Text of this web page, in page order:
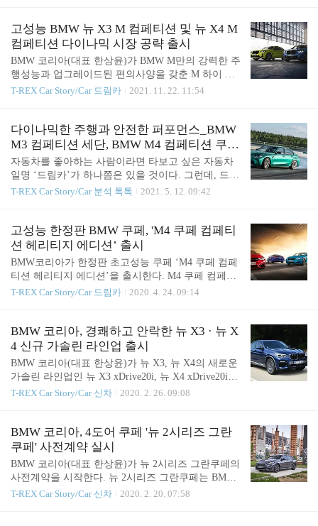
로 G90이 이 시장에서 2023년 8.6% 점유율을 기록하
게 될 것이라고 강조했다. ..
잘 된 한 해였다. 특히, 코로나19는 차량을 공유하거
나, 대중교통을 하는 것에 부담이 크게 늘어나면서
개인 자동차를 소유하고 운행하는데 큰 의미를 가지
게 되었다. 이런 트렌드는 소유하는 자동차를 중요하
게 여기게 되고, 코로나19로 눌렸던 소비가 '보복소
비'라는 이름으로 조금 더 좋은 모델을 구매하는 계
승에도 일부 영향을 주고, 수입차의 판매가 늘어나며
메르세데스-벤츠와 BMW, 아우디, 볼보의 높은 성장
세..
고성능 BMW 뉴 X3 M 컴페티션 및 뉴 X4 M
컴페티션 다이나믹 시장 공략 출시
BMW 코리아(대표 한상윤)가 BMW M만의 강력한 주
행성능과 업그레이드된 편의사양을 갖춘 M 하이 퍼
포먼스 모델 뉴 X3 M 컴페티션 및 뉴 X4 M 컴페티션
M 트랙데이에서 선보인 뉴 X3 M 컴페티션과 뉴 X4
M 컴페티션은 BMW 코리아가 이달 초 한국에 선보
인 중형 스포츠 액티비티 비히클(SAV) 뉴 X3과 중형
스포츠 액티비티 쿠페(SAC) 뉴 X4의 초고성능 모델
이다. 두 모델에는 최고출력 510마력, 최대토크 66.3k
g·m를 발휘하는 M 트윈파워 터보 직렬 6기통 가솔린
아진 최대토크가 BMW M 엔진 특유의 고회전 특성
과 어우러져 ..
T-REX Car Story/Car 드림카 2021. 11. 22. 11:54
다이나믹한 주행과 안전한 퍼포먼스_BMW
M3 컴페티션 세단, BMW M4 컴페티션 쿠페
의 매력은?
자동차를 좋아하는 사람이라면 타보고 싶은 자동차
일명 ‘드림카’가 하나쯤은 있을 것이다. 그런데, 드림
카라고 하면 잘 달리는 매끈한 스타일의 자동차를 말
카 등을 타보거나 직접 보길 원하는 드림카로 꼽는
경우가 많다. 자동차 브랜드에서는 이런 소비자의 마
음을 알고 ‘드림카’에 가까운 자동차를 선보이기 위
해 쿠페형 디자인의 매끈한 자동차와 파워트레인을
강화한 퍼포먼스 모델을 내놓고 있다. 이런 트렌드는
쿠페스타일, 패스트백 등의 디자인이 강화된 스포츠
서 자주 볼 수 있게 됐다. 자동차 브랜드는 이런 스타
일에 걸맞는 퍼포먼스를 보여주기 위해 업그레이드
된 파워..
T-REX Car Story/Car 분석 톡톡 2021. 5. 12. 09:42
고성능 한정판 BMW 쿠페, 'M4 쿠페 컴페티
션 헤리티지 에디션’ 출시
BMW코리아가 한정판 초고성능 쿠페 ‘M4 쿠페 컴페
티션 헤리티지 에디션’을 출시한다. M4 쿠페 컴페티
션은 스포티한 쿠페 디자인과 가공할 만한 파워, 특
리티지 에디션’은 현행 모델의 마지막 에디션으로 전
세계 750대 한정 생산되며 국내에서는 65대만 판매
될 예정이다. 이번 에디션은 M 시리즈의 헤리티지를
강조하는 디자인 요소들이 반영돼 기존 모델과는 차
별화된 외관 및 실내 디자인을 선보인다. 우선 외장
색상은 라구나 세카 블루(Laguna Seca Blue), 벨벳 블
M 스포츠 로고를 상징하는 세 가지 컬러로 준비됐다.
..
T-REX Car Story/Car 드림카 2020. 4. 24. 09:14
BMW 코리아, 경쾌하고 안락한 뉴 X3 · 뉴 X
4 신규 가솔린 라인업 출시
BMW 코리아(대표 한상윤)가 뉴 X3, 뉴 X4의 새로운
가솔린 라인업인 뉴 X3 xDrive20i, 뉴 X4 xDrive20i를
공식 출시했다. BMW 뉴 X3는 역동적인 디자인과 탁
세계에서 160만 대 이상 판매된 스테디셀러다. 쿠페
형 모델인 뉴 X4는 유려한 루프 라인이 돋보이는 스
포티한 외관과 민첩하고 다이내믹한 주행성능이 특
징이다. 이번에 출시된 모델은 가솔린 엔진 특유의
경쾌하면서도 안락한 주행을 선사하며 기존 디젤 모
델과 함께 고객의 라이프스타일과 취향에 맞는 다양
T-REX Car Story/Car 신차 2020. 2. 26. 09:08
BMW 코리아, 4도어 쿠페 '뉴 2시리즈 그란
쿠페' 사전계약 실시
BMW 코리아(대표 한상윤)가 뉴 2시리즈 그란쿠페의
사전계약을 시작한다. 뉴 2시리즈 그란쿠페는 BMW
가 컴팩트 세그먼트에서 최초로 선보이는 4도어 쿠
T-REX Car Story/Car 신차 2020. 2. 20. 07:58